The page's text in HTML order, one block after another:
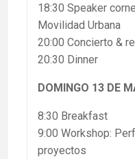
18:30 Speaker
Movilidad Urbana
20:00 Concierto &
20:30 Dinner
DOMINGO 13 DE
8:30 Breakfast
9:00 Workshop:
proyectos